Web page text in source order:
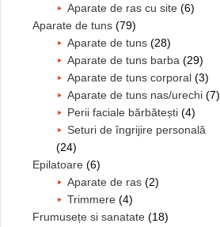
Aparate de ras cu site (6)
Aparate de tuns (79)
Aparate de tuns (28)
Aparate de tuns barba (29)
Aparate de tuns corporal (3)
Aparate de tuns nas/urechi (7)
Perii faciale bărbătești (4)
Seturi de îngrijire personală
(24)
Epilatoare (6)
Aparate de ras (2)
Trimmere (4)
Frumusețe si sanatate (18)